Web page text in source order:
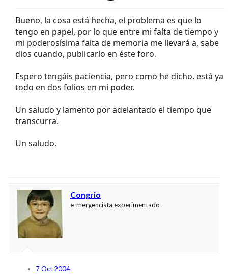
Bueno, la cosa está hecha, el problema es que lo
tengo en papel, por lo que entre mi falta de tiempo y
mi poderosísima falta de memoria me llevará a, sabe
dios cuando, publicarlo en éste foro.
Espero tengáis paciencia, pero como he dicho, está ya
todo en dos folios en mi poder.
Un saludo y lamento por adelantado el tiempo que
transcurra.
Un saludo.
Congrio
e-mergencista experimentado
7 Oct 2004